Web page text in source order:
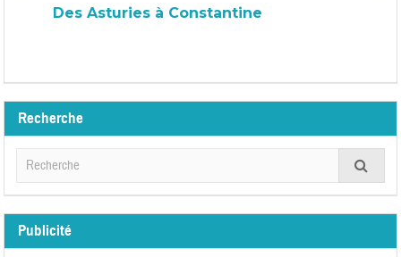
Des Asturies à Constantine
Recherche
Publicité